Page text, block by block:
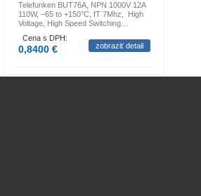
Telefunken BUT76A, NPN 1000V 12A
110W, –65 to +150°C, fT 7Mhz, High
Voltage, High Speed Switching…
Cena s DPH:
0,8400 € zobraziť detail